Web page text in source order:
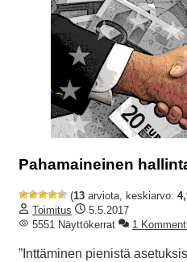
Pahamaineinen
(13 arviota, keskiarvo:
Toimitus
5.5.2017
5551 Näyttökerrat
1
”Inttäminen pienistä